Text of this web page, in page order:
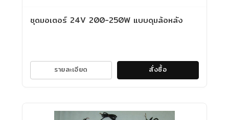
ชุดมอเตอร์ 24V 200-250W แบบดุมล้อหลัง
รายละเอียด สั่งซื้อ